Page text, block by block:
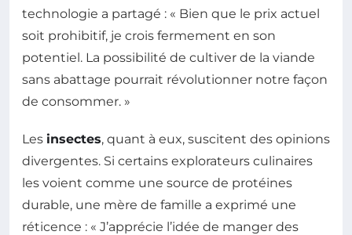
technologie a partagé : « Bien que le prix actuel
soit prohibitif, je crois fermement en son
potentiel. La possibilité de cultiver de la viande
sans abattage pourrait révolutionner notre façon
de consommer. »
Les insectes, quant à eux, suscitent des opinions
divergentes. Si certains explorateurs culinaires
les voient comme une source de protéines
durable, une mère de famille a exprimé une
réticence : « J’apprécie l’idée de manger des